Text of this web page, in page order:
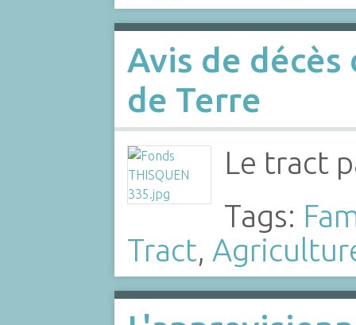
Avis de décès
de Terre
Le tract
Tags:
Tract,